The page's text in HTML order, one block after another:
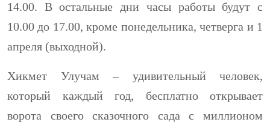
14.00. В остальные дни часы работы будут с
10.00 до 17.00, кроме понедельника, четверга и 1
апреля (выходной).
Хикмет Улучам – удивительный человек,
который каждый год, бесплатно открывает
ворота своего сказочного сада с миллионом